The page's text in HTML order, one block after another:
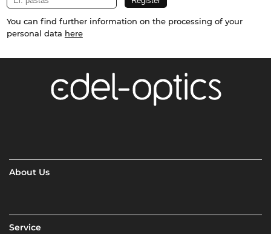
You can find further information on the processing of your
personal data here
About Us
Service